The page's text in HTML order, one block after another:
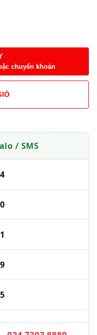
chuyển khoản
/ SMS